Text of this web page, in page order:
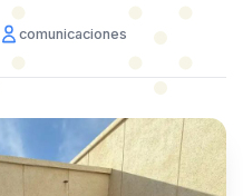
comunicaciones